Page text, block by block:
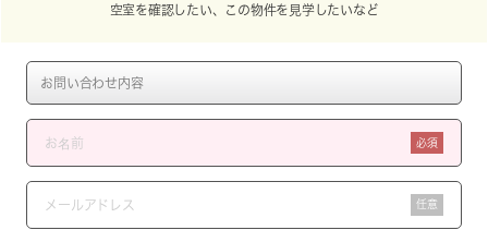
空室を確認したい、この物件を見学したいなど
必須
任意